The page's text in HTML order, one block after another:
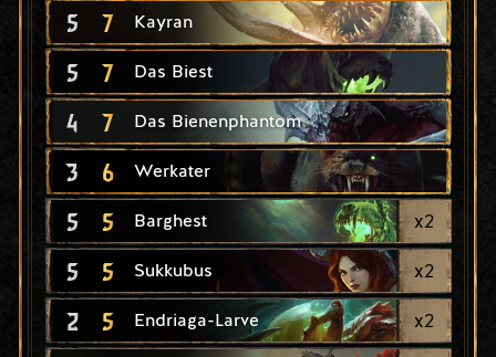
5 7 Kayran
5 7 Das Biest
4 7 Das Bienenphantom
3 6 Werkater
5 5 Barghest x2
5 5 Sukkubus x2
2 5 Endriaga-Larve x2